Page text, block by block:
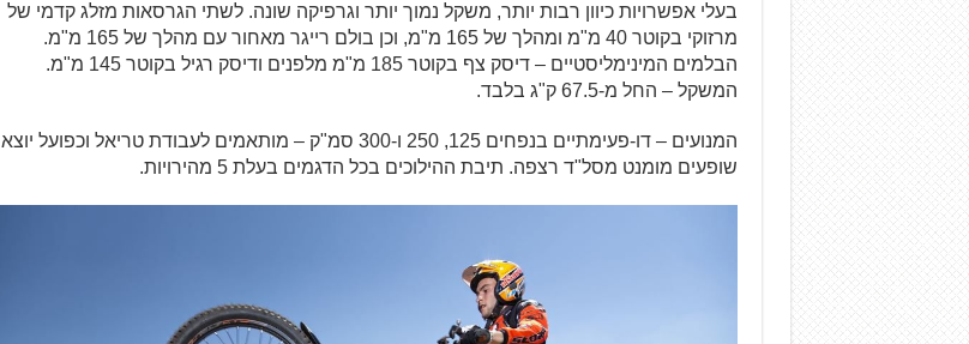
בעלי אפשרויות כיוון רבות יותר, משקל נמוך יותר וגרפיקה שונה. לשתי הגרסאות מזלג קדמי של
מרזוקי בקוטר 40 מ"מ ומהלך של 165 מ"מ, וכן בולם רייגר מאחור עם מהלך של 165 מ"מ.
הבלמים המינימליסטיים – דיסק צף בקוטר 185 מ"מ מלפנים ודיסק רגיל בקוטר 145 מ"מ.
המשקל – החל מ-67.5 ק"ג בלבד.
המנועים – דו-פעימתיים בנפחים 125, 250 ו-300 סמ"ק – מותאמים לעבודת טריאל וכפועל יוצא
שופעים מומנט מסל"ד רצפה. תיבת ההילוכים בכל הדגמים בעלת 5 מהירויות.